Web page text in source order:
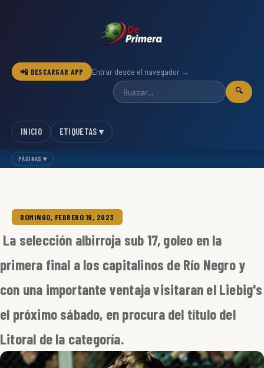
📲 DESCARGAR APP Entrar desde el navegador →
🔍
INICIO ETIQUETAS ▾
PÁGINAS ▾
DOMINGO, FEBRERO 19, 2023
La selección albirroja sub 17, goleo en la
primera final a los capitalinos de Río Negro y
con una importante ventaja visitaran el Liebig's
el próximo sábado, en procura del título del
Litoral de la categoría.